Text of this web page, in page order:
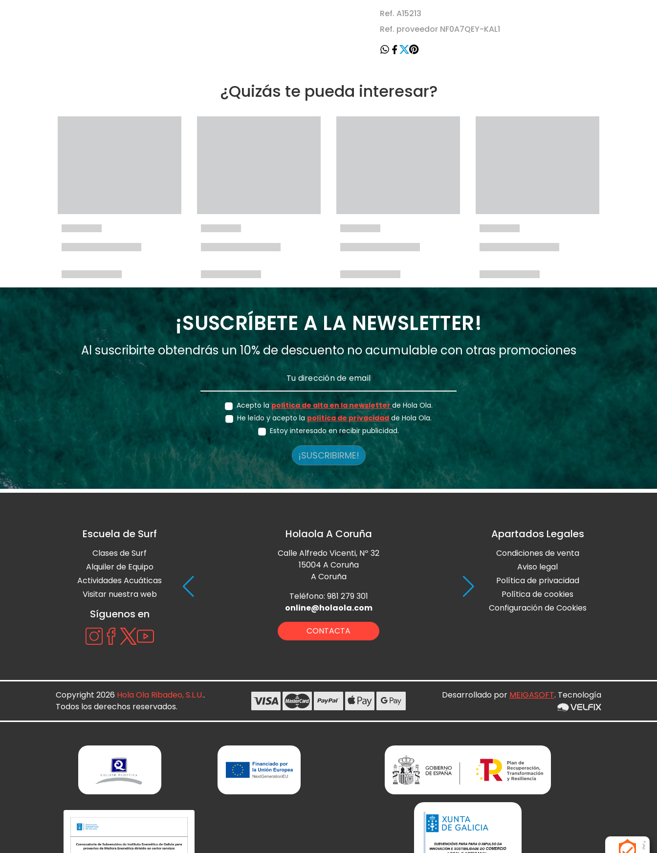
Ref. A15213
Ref. proveedor NF0A7QEY-KAL1
¿Quizás te pueda interesar?
¡SUSCRÍBETE A LA NEWSLETTER!
Al suscribirte obtendrás un 10% de descuento no acumulable con otras promociones
Acepto la política de alta en la newsletter de Hola Ola.
He leído y acepto la política de privacidad de Hola Ola.
Estoy interesado en recibir publicidad.
¡SUSCRIBIRME!
Escuela de Surf
Clases de Surf
Alquiler de Equipo
Actividades Acuáticas
Visitar nuestra web
Síguenos en
Holaola A Coruña
Calle Alfredo Vicenti, Nº 32
15004 A Coruña
A Coruña
Teléfono: 981 279 301
online@holaola.com
CONTACTA
Holaola Ribadeo
Avda de Leopoldo Calvo Sotelo,
Teléfono: 982 128 424
online@holaola.com
Apartados Legales
Condiciones de venta
Aviso legal
Política de privacidad
Política de cookies
Configuración de Cookies
Copyright 2026 Hola Ola Ribadeo, S.L.U..
Todos los derechos reservados.
Desarrollado por MEIGASOFT. Tecnología